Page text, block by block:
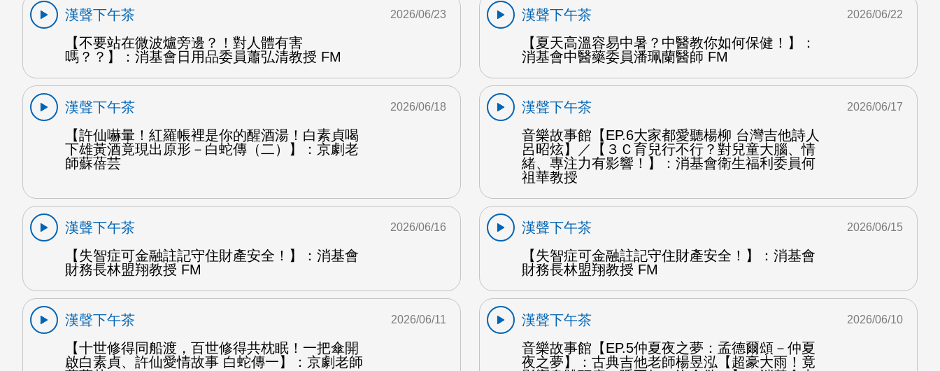
漢聲下午茶
【不要站在微波爐旁邊？！對人體有害
嗎？？】：消基會日用品委員蕭弘清教授 FM
2026/06/23
漢聲下午茶
【夏天高溫容易中暑？中醫教你如何保健！】：
消基會中醫藥委員潘珮蘭醫師 FM
2026/06/22
漢聲下午茶
【許仙嚇暈！紅羅帳裡是你的醒酒湯！白素貞喝
下雄黃酒竟現出原形－白蛇傳（二）】：京劇老
師蘇蓓芸
2026/06/18
漢聲下午茶
音樂故事館【EP.6大家都愛聽楊柳 台灣吉他詩人
呂昭炫】／【３Ｃ育兒行不行？對兒童大腦、情
緒、專注力有影響！】：消基會衛生福利委員何
祖華教授
2026/06/17
漢聲下午茶
【失智症可金融註記守住財產安全！】：消基會
財務長林盟翔教授 FM
2026/06/16
漢聲下午茶
【失智症可金融註記守住財產安全！】：消基會
財務長林盟翔教授 FM
2026/06/15
漢聲下午茶
【十世修得同船渡，百世修得共枕眠！一把傘開
啟白素貞、許仙愛情故事 白蛇傳一】：京劇老師
2026/06/11
漢聲下午茶
音樂故事館【EP.5仲夏夜之夢：孟德爾頌－仲夏
夜之夢】：古典吉他老師楊昱泓【超豪大雨！竟
2026/06/10